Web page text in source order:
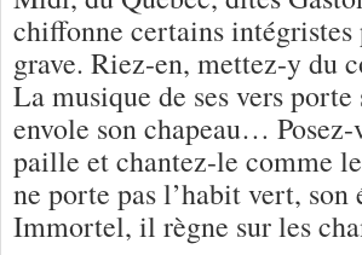
chiffonne certains intégristes
grave. Riez-en, mettez-y du
La musique de ses vers
envole son chapeau…
paille et chantez-le comme
ne porte pas l’habit vert, son
Immortel, il règne sur les